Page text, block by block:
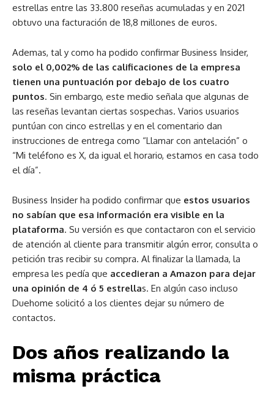
estrellas entre las 33.800 reseñas acumuladas y en 2021
obtuvo una facturación de 18,8 millones de euros.
Ademas, tal y como ha podido confirmar Business Insider,
solo el 0,002% de las calificaciones de la empresa
tienen una puntuación por debajo de los cuatro
puntos. Sin embargo, este medio señala que algunas de
las reseñas levantan ciertas sospechas. Varios usuarios
puntúan con cinco estrellas y en el comentario dan
instrucciones de entrega como “Llamar con antelación” o
“Mi teléfono es X, da igual el horario, estamos en casa todo
el día”.
Business Insider ha podido confirmar que estos usuarios
no sabían que esa información era visible en la
plataforma. Su versión es que contactaron con el servicio
de atención al cliente para transmitir algún error, consulta o
petición tras recibir su compra. Al finalizar la llamada, la
empresa les pedía que accedieran a Amazon para dejar
una opinión de 4 ó 5 estrellas. En algún caso incluso
Duehome solicitó a los clientes dejar su número de
contactos.
Dos años realizando la
misma práctica